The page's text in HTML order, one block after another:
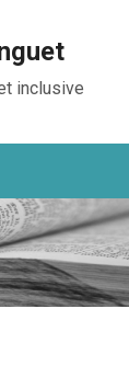
inclusive